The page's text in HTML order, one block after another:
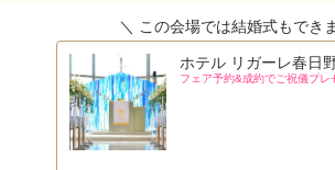
ホテル リガーレ春日
フェア予約&成約でご祝儀プレ